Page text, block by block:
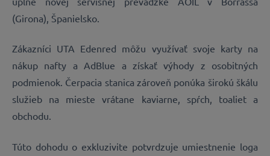
(Girona), Španielsko.
Zákazníci UTA Edenred môžu využívať svoje karty na
nákup nafty a AdBlue a získať výhody z osobitných
podmienok. Čerpacia stanica zároveň ponúka širokú škálu
služieb na mieste vrátane kaviarne, spŕch, toaliet a
obchodu.
Túto dohodu o exkluzivite potvrdzuje umiestnenie loga